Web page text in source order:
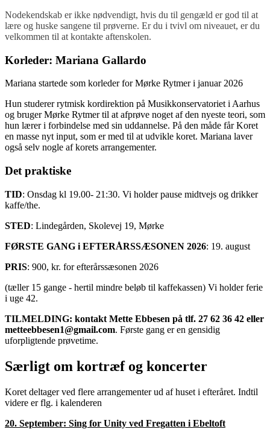
Nodekendskab er ikke nødvendigt, hvis du til gengæld er god til at
lære og huske sangene til prøverne. Er du i tvivl om niveauet, er du
velkommen til at kontakte aftenskolen.
Korleder: Mariana Gallardo
Mariana startede som korleder for Mørke Rytmer i januar 2026
Hun studerer rytmisk kordirektion på Musikkonservatoriet i Aarhus
og bruger Mørke Rytmer til at afprøve noget af den nyeste teori, som
hun lærer i forbindelse med sin uddannelse. På den måde får Koret
en masse nyt input, som er med til at udvikle koret. Mariana laver
også selv nogle af korets arrangementer.
Det praktiske
TID: Onsdag kl 19.00- 21:30. Vi holder pause midtvejs og drikker
kaffe/the.
STED: Lindegården, Skolevej 19, Mørke
FØRSTE GANG i EFTERÅRSSÆSONEN 2026: 19. august
PRIS: 900, kr. for efterårssæsonen 2026
(tæller 15 gange - hertil mindre beløb til kaffekassen) Vi holder ferie
i uge 42.
TILMELDING: kontakt Mette Ebbesen på tlf. 27 62 36 42 eller
metteebbesen1@gmail.com. Første gang er en gensidig
uforpligtende prøvetime.
Særligt om kortræf og koncerter
Koret deltager ved flere arrangementer ud af huset i efteråret. Indtil
videre er flg. i kalenderen
20. September: Sing for Unity ved Fregatten i Ebeltoft